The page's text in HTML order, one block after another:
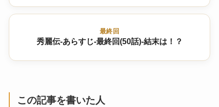
最終回
秀麗伝-あらすじ-最終回(50話)-結末は！？
この記事を書いた人